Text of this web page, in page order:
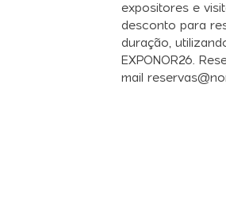
expositores e
desconto para
duração,
EXPONOR26.
mail